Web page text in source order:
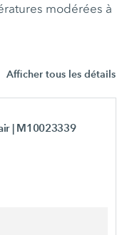
modérées à
Afficher tous les détails
| M10023339